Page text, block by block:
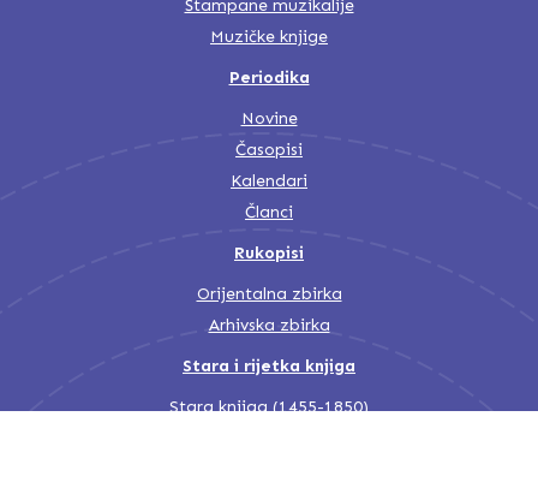
Štampane muzikalije
Muzičke knjige
Periodika
Novine
Časopisi
Kalendari
Članci
Rukopisi
Orijentalna zbirka
Arhivska zbirka
Stara i rijetka knjiga
Stara knjiga (1455-1850)